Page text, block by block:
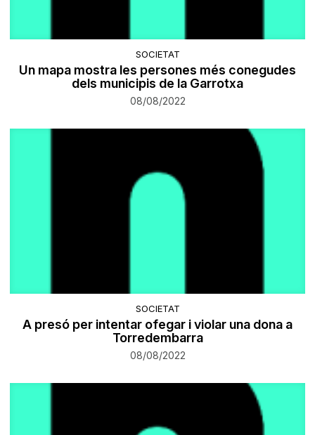
SOCIETAT
Un mapa mostra les persones més conegudes
dels municipis de la Garrotxa
08/08/2022
SOCIETAT
A presó per intentar ofegar i violar una dona a
Torredembarra
08/08/2022